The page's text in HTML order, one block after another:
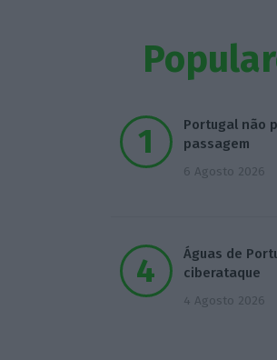
Portugal não
passagem
6 Agosto 2026
Águas de
ciberataque
4 Agosto 2026